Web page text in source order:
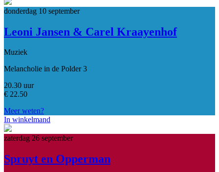
donderdag 10 september
Leoni Jansen & Carel Kraayenhof
Muziek
Melancholie in de Polder 3
20.30 uur
€ 22.50
Meer weten?
In winkelmand
zaterdag 26 september
Spruyt en Opperman